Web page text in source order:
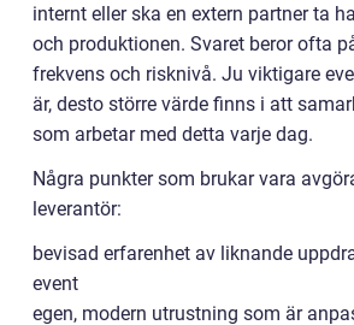
internt eller ska en extern partner ta
och produktionen. Svaret beror ofta
frekvens och risknivå. Ju viktigare
är, desto större värde finns i att
som arbetar med detta varje dag.
Några punkter som brukar vara
leverantör:
bevisad erfarenhet av liknande
event
egen, modern utrustning som är